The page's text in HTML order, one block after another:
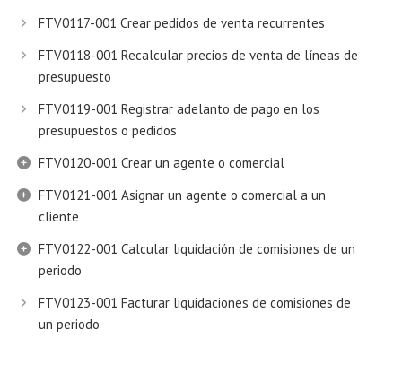
FTV0117-001 Crear pedidos de venta recurrentes
FTV0118-001 Recalcular precios de venta de líneas de
presupuesto
FTV0119-001 Registrar adelanto de pago en los
presupuestos o pedidos
FTV0120-001 Crear un agente o comercial
FTV0121-001 Asignar un agente o comercial a un
cliente
FTV0122-001 Calcular liquidación de comisiones de un
periodo
FTV0123-001 Facturar liquidaciones de comisiones de
un periodo